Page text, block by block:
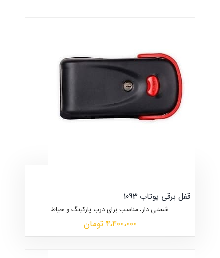
قفل برقی یوتاب 1093
شستی دار، مناسب برای درب پارکینگ و حیاط
4،400،000 تومان